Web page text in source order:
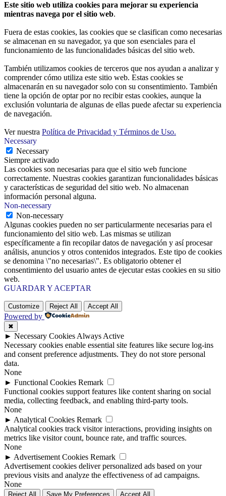
Este sitio web utiliza cookies para mejorar su experiencia
mientras navega por el sitio web.
Fuera de estas cookies, las cookies que se clasifican como necesarias
se almacenan en su navegador, ya que son esenciales para el
funcionamiento de las funcionalidades básicas del sitio web.
También utilizamos cookies de terceros que nos ayudan a analizar y
comprender cómo utiliza este sitio web. Estas cookies se
almacenarán en su navegador solo con su consentimiento. También
tiene la opción de optar por no recibir estas cookies, aunque la
exclusión voluntaria de algunas de ellas puede afectar su experiencia
de navegación.
Ver nuestra Política de Privacidad y Términos de Uso.
Necessary
Necessary
Siempre activado
Las cookies son necesarias para que el sitio web funcione
correctamente. Nuestras cookies garantizan funcionalidades básicas
y características de seguridad del sitio web. No almacenan
información personal alguna.
Non-necessary
Non-necessary
Algunas cookies pueden no ser particularmente necesarias para el
funcionamiento del sitio web. Las mismas se utilizan
específicamente a fin recopilar datos de navegación y así procesar
análisis, anuncios y otros contenidos integrados. Este tipo de cookies
se denomina \"no necesarias\". Es obligatorio obtener el
consentimiento del usuario antes de ejecutar estas cookies en su sitio
web.
GUARDAR Y ACEPTAR
Customize Reject All Accept All
Powered by
✖
► Necessary Cookies Always Active
Necessary cookies enable essential site features like secure log-ins
and consent preference adjustments. They do not store personal
data.
None
► Functional Cookies Remark
Functional cookies support features like content sharing on social
media, collecting feedback, and enabling third-party tools.
None
► Analytical Cookies Remark
Analytical cookies track visitor interactions, providing insights on
metrics like visitor count, bounce rate, and traffic sources.
None
► Advertisement Cookies Remark
Advertisement cookies deliver personalized ads based on your
previous visits and analyze the effectiveness of ad campaigns.
None
Reject All Save My Preferences Accept All